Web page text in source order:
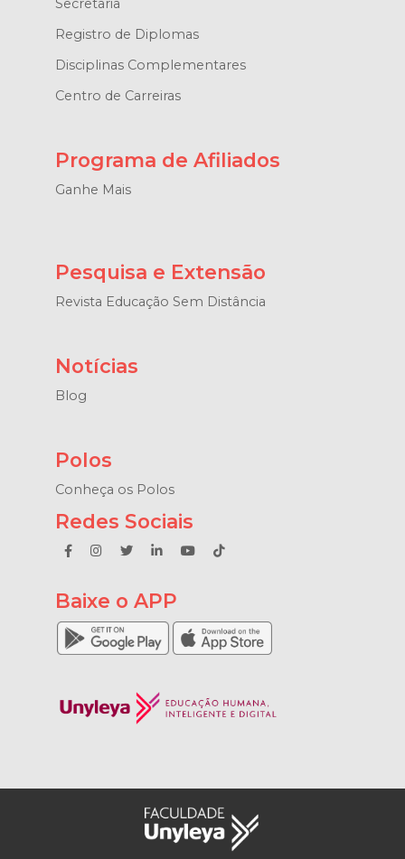
Secretaria
Registro de Diplomas
Disciplinas Complementares
Centro de Carreiras
Programa de Afiliados
Ganhe Mais
Pesquisa e Extensão
Revista Educação Sem Distância
Notícias
Blog
Polos
Conheça os Polos
Redes Sociais
Baixe o APP